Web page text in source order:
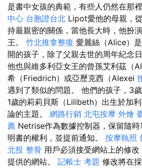
是書中女孩的典範，有些人仍然在那裡
中心 台胞證台北 Lipot愛他的母親，
持最親密的關係，當他長大時，他扮
王。 竹北推拿整復 愛麗絲（Alice）
開的孩子，除了父親去世的周年紀念日
他也與維多利亞女王的曾孫艾利茲（
希（Friedrich）或亞歷克西（Alexei
遇到了類似的問題。 他們的孩子，3
1歲的莉莉貝斯（Lilibeth）出生於加
論的主題。 網路行銷 北屯按摩 外燴
薦 Netrise作為數據控制器，保留隨
明書的權利，並提前通知。 按摩執照
北投 整骨 用戶必須接受網站上的修
提供的網站。 記帳士 考題 修改將在